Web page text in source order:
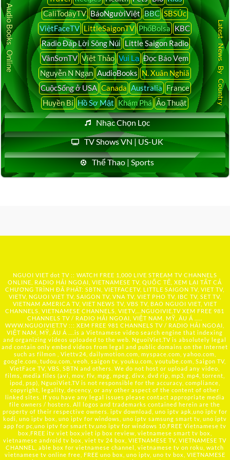
CaliTodayTV BáoNgườiViệt BBC SBSÚc
ViệtFaceTV LittleSaigonTV PhốBolsa KBC
Radio Đáp Lời Sông Núi Little Saigon Radio
VânSơnTV Việt Thảo Vui Lạ Đọc Báo Vẹm
Nguyễn N Ngạn AudioBooks N. Xuân Nghiã
CuộcSống ở USA Canada Australia France
Huyền Bí Hồ Sơ Mật Khám Phá Ảo Thuật
Nhạc Chọn Lọc
TV Shows VN | US-UK
Thể Thao | Sports
Audio Books Online Latest News By Country
NGUOI VIET dot TV :: WATCH FREE 1,000 LIVE STREAM TV CHANNELS
ONLINE, RADIO HẢI NGOẠI, VIETNAMESE TV, QUỐC TẾ, XEM LẠI TẤT CẢ
CHƯƠNG TRÌNH ĐÃ PHÁT: SBTN, VIETFACETV, LITTLE SAIGON TV, VIET TV,
VIETV, NGUOI VIET TV, SAIGON TV, VNA TV, VIET PHO TV, IBC TV, SET TV,
VIETNAM AMERICA TV, VIET NEWS TV, VBS TV, BAO NGUOI VIET, VIET
CHANNELS, VIETNAMESE CHANNELS, VIETV,... NGUOIVIE.TV XEM FREE 981
CHANNELS TV / RADIO HẢI NGOẠI, VIỆT NAM, MỸ, ÂU Á …..
WWW.NGUOIVIET.TV ::: XEM FREE 981 CHANNELS TV / RADIO HẢI NGOẠI,
VIỆT NAM, MỸ, ÂU Á ….is a Vietnamese video search engine that indexing
and organizing videos uploaded to the web. NguoiViet.TV is absolutely legal
and contain only embed videos from legal and public domains on the Internet
such as filmon , Viettv24, dailymotion.com, myspace.com, yahoo.com,
google.com, tudou.com, veoh, saigon tv, youku.com, youtube.com, Saigon TV,
VietFace TV, VBS, SBTN and others. We do not host or upload any video,
films, media files (avi, mov, flv, mpg, mpeg, divx, dvd rip, mp3, mp4, torrent,
ipod, psp), NguoiViet.TV is not responsible for the accuracy, compliance,
copyright, legality, decency, or any other aspect of the content of other
linked sites. If you have any legal issues please contact appropriate media
file owners / hosters. All logos and trademarks contained herein are the
property of their respective owners. iptv download, uno iptv apk,uno iptv for
kodi, uno iptv box, uno iptv for windows, uno iptv samsung smart tv, uno iptv
app for pc,uno iptv for smart tv,uno iptv for windows 10,FREE Vietnamese tv
box,FREE itv viet box,viet ip box review, vietnamese smart tv box,
vietnamese android tv box, viet tv 24 box, VIETNAMESE TV, VIETNAMESE TV
CHANNEL, able box for vietnamese channel, vietnamese tv on roku, watch
vietnamese tv online free, FREE uno box, uno iptv, uno tv box, VIETNAMESE